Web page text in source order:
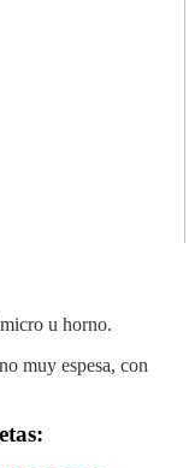
u horno.
muy espesa, con